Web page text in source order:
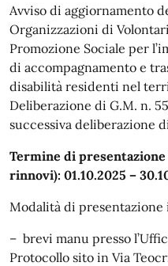
Avviso di aggiornamento
Organizzazioni di
Promozione Sociale per
di accompagnamento e
disabilità residenti nel
Deliberazione di G.M. n.
successiva deliberazione
Termine di
rinnovi): 01.10.2025 –
Modalità di presentazione
– brevi manu presso
Protocollo sito in Via